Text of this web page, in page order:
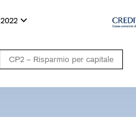
2022
CP2 – Risparmio per capitale